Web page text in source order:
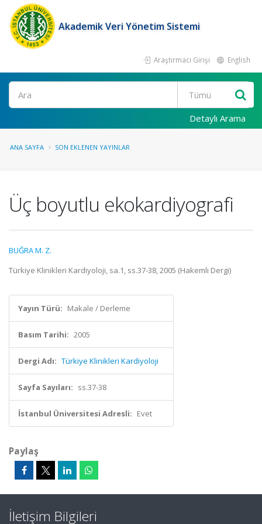
Akademik Veri Yönetim Sistemi
Araştırmacı Girişi English
Ara
Detaylı Arama
ANA SAYFA SON EKLENEN YAYINLAR
Üç boyutlu ekokardiyografi
BUĞRA M. Z.
Türkiye Klinikleri Kardiyoloji, sa.1, ss.37-38, 2005 (Hakemli Dergi)
Yayın Türü: Makale / Derleme
Basım Tarihi: 2005
Dergi Adı: Türkiye Klinikleri Kardiyoloji
Sayfa Sayıları: ss.37-38
İstanbul Üniversitesi Adresli: Evet
Paylaş
İletişim Bilgileri